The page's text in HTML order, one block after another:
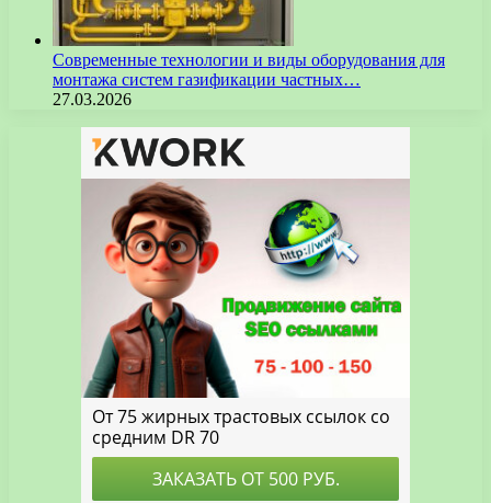
Современные технологии и виды оборудования для
монтажа систем газификации частных…
27.03.2026